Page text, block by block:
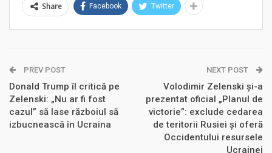
Share Facebook Twitter
PREV POST
Donald Trump îl critică pe
Zelenski: „Nu ar fi fost
cazul” să lase războiul să
izbucnească în Ucraina
NEXT POST
Volodimir Zelenski şi-a
prezentat oficial „Planul de
victorie”: exclude cedarea
de teritorii Rusiei și oferă
Occidentului resursele
Ucrainei